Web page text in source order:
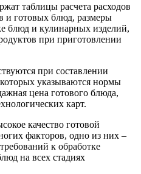
таблицы расчета расходов
и готовых блюд, размеры
блюд и кулинарных изделий,
при приготовлении
при составлении
указываются нормы
цена готового блюда,
карт.
качество готовой
факторов, одно из них –
к обработке
на всех стадиях